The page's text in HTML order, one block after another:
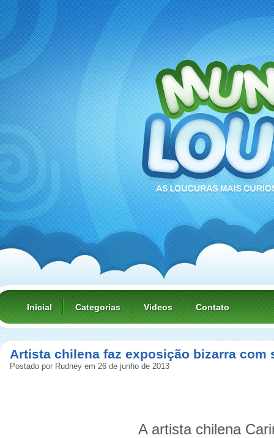
Inicial Categorias Videos Contato
Artista chilena faz exposição bizarra com
Postado por Rudney em 26 de junho de 2013
A artista chilena